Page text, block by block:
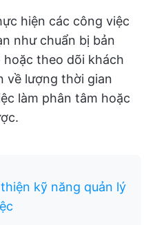
hiện các công việc
như chuẩn bị bản
theo dõi khách
về lượng thời gian
làm phân tâm hoặc
kỹ năng quản lý